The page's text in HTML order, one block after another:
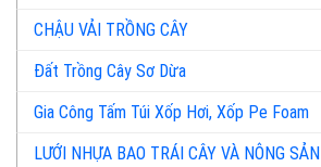
CHẬU VẢI TRỒNG CÂY
Đất Trồng Cây Sơ Dừa
Gia Công Tấm Túi Xốp Hơi, Xốp Pe Foam
LƯỚI NHỰA BAO TRÁI CÂY VÀ NÔNG SẢN